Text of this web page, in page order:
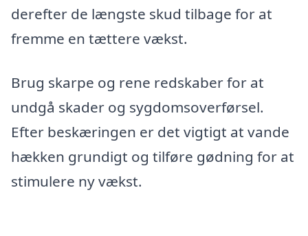
derefter de længste skud tilbage for at
fremme en tættere vækst.
Brug skarpe og rene redskaber for at
undgå skader og sygdomsoverførsel.
Efter beskæringen er det vigtigt at vande
hækken grundigt og tilføre gødning for at
stimulere ny vækst.